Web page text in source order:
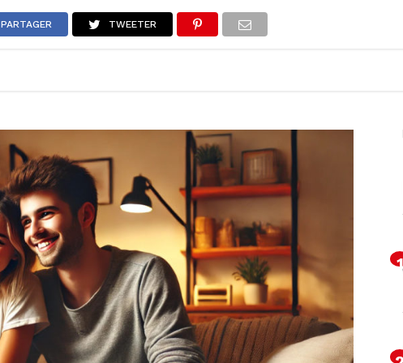
LIFESTYLE POP CULTURE CONCOURS
PARTAGER TWEETER